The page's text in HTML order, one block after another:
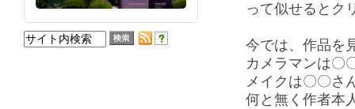
って似せるとク
今では、作品を
カメラマンは〇
メイクは〇〇さ
何と無く作者本